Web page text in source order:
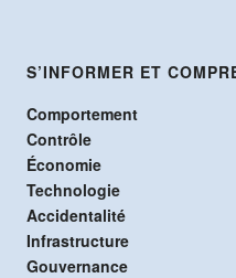
S’INFORMER ET
Comportement
Contrôle
Économie
Technologie
Accidentalité
Infrastructure
Gouvernance